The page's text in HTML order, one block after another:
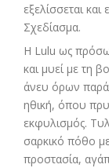
εξελίσσεται
Σχεδίασμα.
Η Lulu ως
και μυεί με τη
άνευ όρων
ηθική, όπου
εκφυλισμός.
σαρκικό πόθο
προστασία,